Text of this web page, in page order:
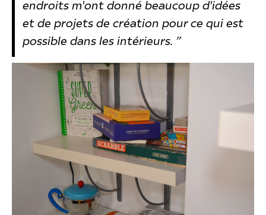
endroits m'ont donné beaucoup d'idées
et de projets de création pour ce qui est
possible dans les intérieurs. ”